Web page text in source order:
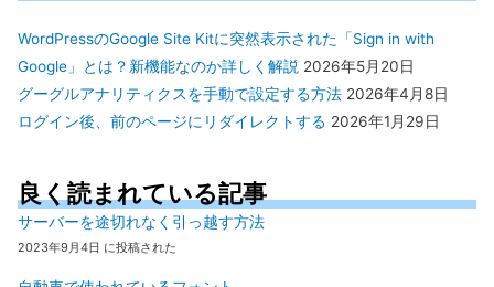
WordPressのGoogle Site Kitに突然表示された「Sign in with
Google」とは？新機能なのか詳しく解説 2026年5月20日
グーグルアナリティクスを手動で設定する方法 2026年4月8日
ログイン後、前のページにリダイレクトする 2026年1月29日
良く読まれている記事
サーバーを途切れなく引っ越す方法
2023年9月4日 に投稿された